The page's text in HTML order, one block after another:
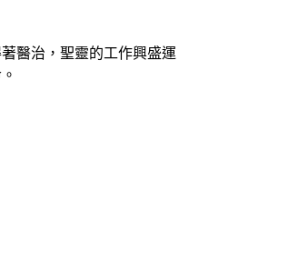
醫治，聖靈的工作興盛運